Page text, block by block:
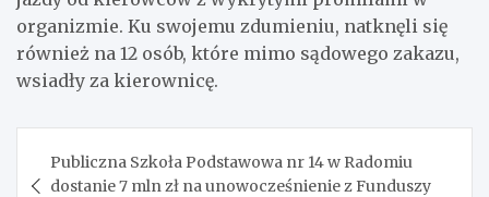
organizmie. Ku swojemu zdumieniu, natknęli się
również na 12 osób, które mimo sądowego zakazu,
wsiadły za kierownicę.
wpisu
Publiczna Szkoła Podstawowa nr 14 w Radomiu
dostanie 7 mln zł na unowocześnienie z Funduszy